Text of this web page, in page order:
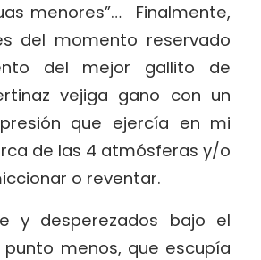
menores”… Finalmente,
del momento reservado
del mejor gallito de
vejiga gano con un
que ejercía en mi
de las 4 atmósferas y/o
o reventar.
y desperezados bajo el
menos, que escupía